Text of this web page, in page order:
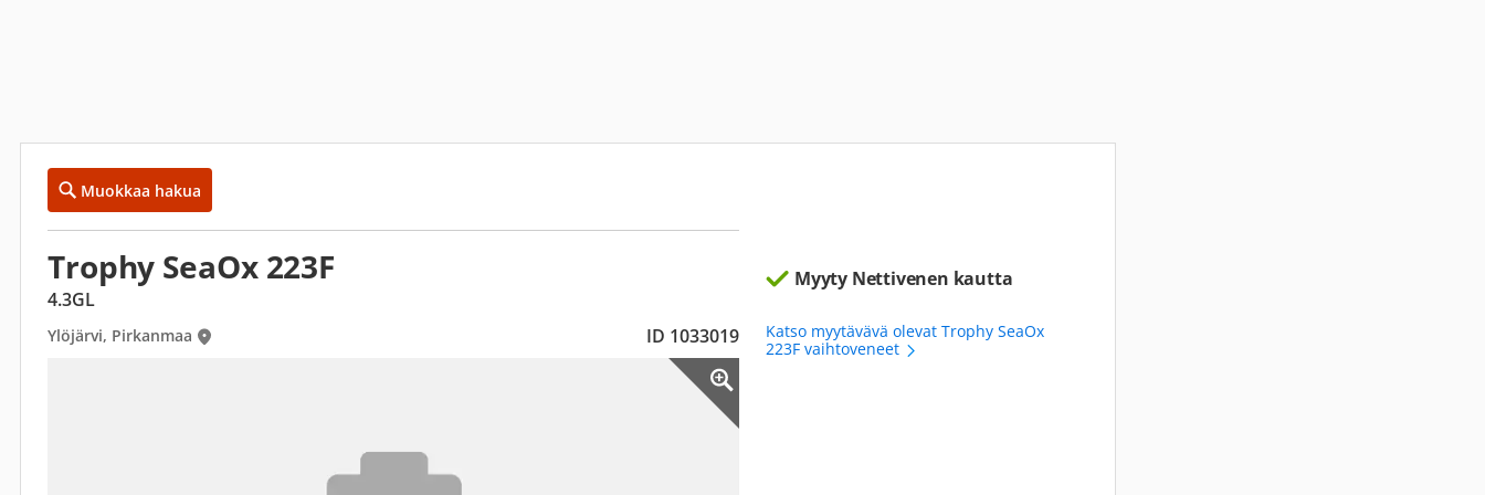
Muokkaa hakua
Trophy SeaOx 223F
4.3GL
Ylöjärvi, Pirkanmaa ID 1033019
Myyty Nettivenen kautta
Katso myytävävä olevat Trophy SeaOx
223F vaihtoveneet